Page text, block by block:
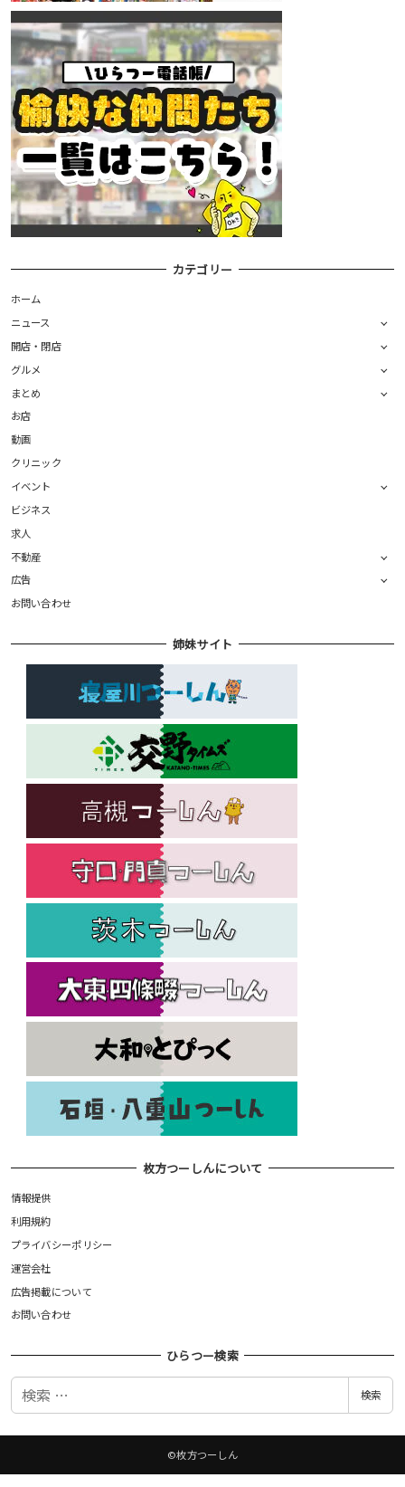
カテゴリー
ホーム
ニュース
開店・閉店
グルメ
まとめ
お店
動画
クリニック
イベント
ビジネス
求人
不動産
広告
お問い合わせ
姉妹サイト
枚方つーしんについて
情報提供
利用規約
プライバシーポリシー
運営会社
広告掲載について
お問い合わせ
ひらつー検索
検
検索
©枚方つーしん